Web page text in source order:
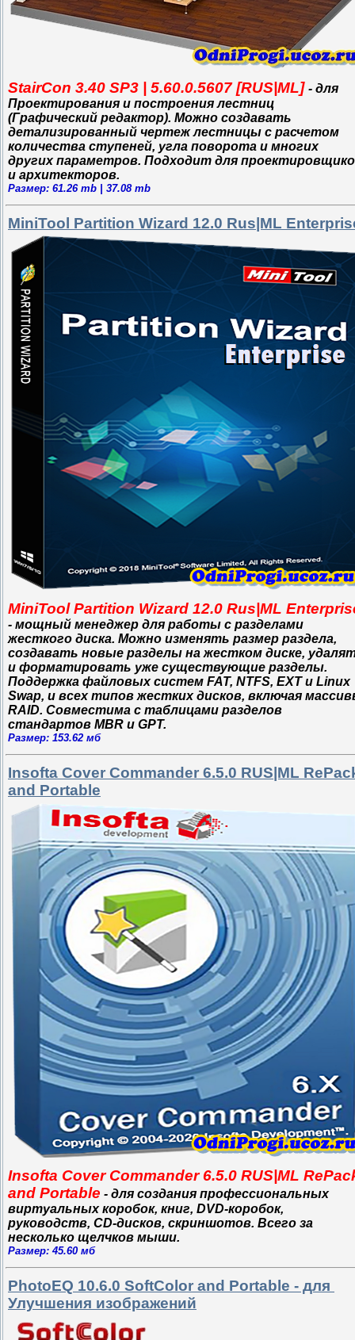
StairCon 3.40 SP3 | 5.60.0.5607 [RUS|ML] - для
Проектирования и построения лестниц
(Графический редактор). Можно создавать
детализированный чертеж лестницы с расчетом
количества ступеней, угла поворота и многих
других параметров. Подходит для
и архитекторов.
Размер: 61.26 mb | 37.08 mb
MiniTool Partition Wizard 12.0 Rus|ML
MiniTool Partition Wizard 12.0 Rus|ML
- мощный менеджер для работы с разделами
жесткого диска. Можно изменять размер раздела,
создавать новые разделы на жестком диске,
и форматировать уже существующие разделы.
Поддержка файловых систем FAT, NTFS, EXT и Linux
Swap, и всех типов жестких дисков, включая
RAID. Совместима с таблицами разделов
стандартов MBR и GPT.
Размер: 153.62 мб
Insofta Cover Commander 6.5.0 RUS|ML
and Portable
Insofta Cover Commander 6.5.0 RUS|ML
and Portable - для создания профессиональных
виртуальных коробок, книг, DVD-коробок,
руководств, CD-дисков, скриншотов. Всего за
несколько щелчков мыши.
Размер: 45.60 мб
PhotoEQ 10.6.0 SoftColor and Portable - для
Улучшения изображений